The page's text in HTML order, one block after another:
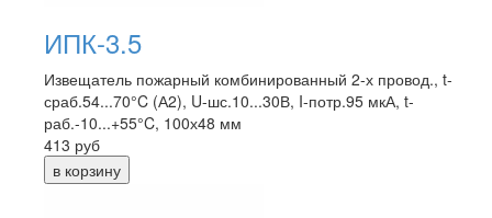
ИПК-3.5
Извещатель пожарный комбинированный 2-х провод., t-
сраб.54...70°C (А2), U-шс.10...30В, I-потр.95 мкА, t-
раб.-10...+55°C, 100х48 мм
413 руб